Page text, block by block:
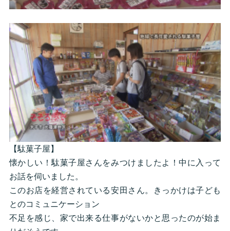
【駄菓子屋】
懐かしい！駄菓子屋さんをみつけましたよ！中に入って
お話を伺いました。
このお店を経営されている安田さん。きっかけは子ども
とのコミュニケーション
不足を感じ、家で出来る仕事がないかと思ったのが始ま